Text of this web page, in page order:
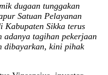
dugaan tunggakan
Satuan Pelayanan
Kabupaten Sikka terus
adanya tagihan pekerjaan
dibayarkan, kini pihak